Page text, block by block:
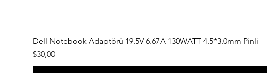
Dell Notebook Adaptörü 19.5V 6.67A 130WATT 4.5*3.0mm Pinli
Fiyat
$30,00